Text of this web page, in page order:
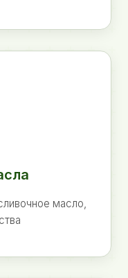
масло,